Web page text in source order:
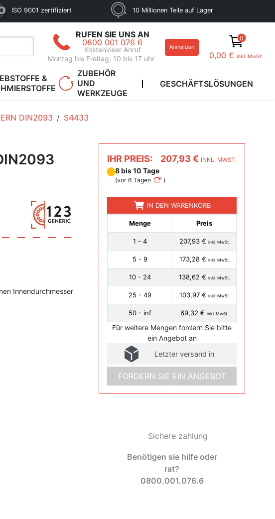
ISO 9001 zertifiziert 10 Millionen Teile auf Lager
RUFEN SIE UNS AN
0800 001 076 6
Kostenloser Anruf
Montag bis Freitag, 10 bis 17 uhr
Anmelden
0
0,00 € inkl. MwSt.
&
ZUBEHÖR
UND
WERKZEUGE
GESCHÄFTSLÖSUNGEN
DIN2093 S4433
Innendurchmesser
IHR PREIS: 207,93 € INKL. MWST.
8 bis 10 Tage
(vor 6 Tagen )
IN DEN WARENKORB
Menge Preis
1 - 4 207,93 € inkl. MwSt.
5 - 9 173,28 € inkl. MwSt.
10 - 24 138,62 € inkl. MwSt.
25 - 49 103,97 € inkl. MwSt.
50 - inf 69,32 € inkl. MwSt.
Für weitere Mengen fordern Sie bitte
ein Angebot an
Letzter versand in
FORDERN SIE EIN ANGEBOT
AN
Sichere zahlung
Benötigen sie hilfe oder
rat?
0800.001.076.6